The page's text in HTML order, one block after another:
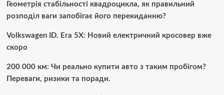
Геометрія стабільності квадроцикла, як правильний
розподіл ваги запобігає його перекиданню?
Volkswagen ID. Era 5X: Новий електричний кросовер вже
скоро
200 000 км: Чи реально купити авто з таким пробігом?
Переваги, ризики та поради.